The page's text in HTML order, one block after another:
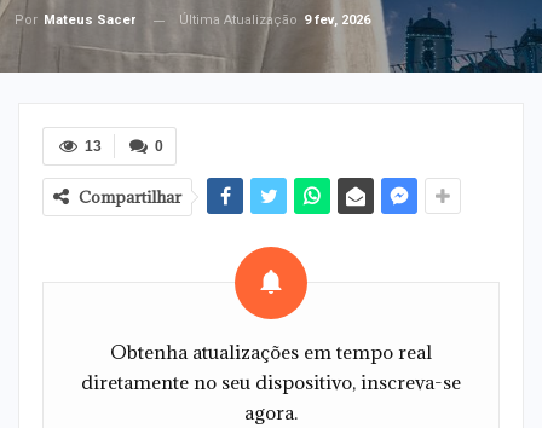
Por Mateus Sacer Última Atualização 9 fev, 2026
0
13
Compartilhar
Obtenha atualizações em tempo real
diretamente no seu dispositivo, inscreva-se
agora.